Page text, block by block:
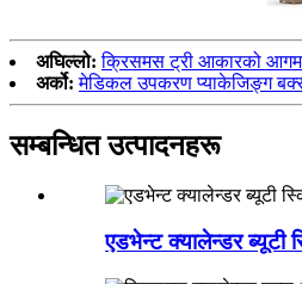
अघिल्लो: क्रिसमस ट्री आकारको
अर्को: मेडिकल उपकरण प्याकेजिङ्ग
सम्बन्धित उत्पादनहरू
एडभेन्ट क्यालेन्डर